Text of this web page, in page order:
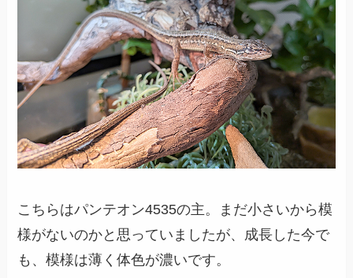
こちらはパンテオン4535の主。まだ小さいから模
様がないのかと思っていましたが、成長した今で
も、模様は薄く体色が濃いです。